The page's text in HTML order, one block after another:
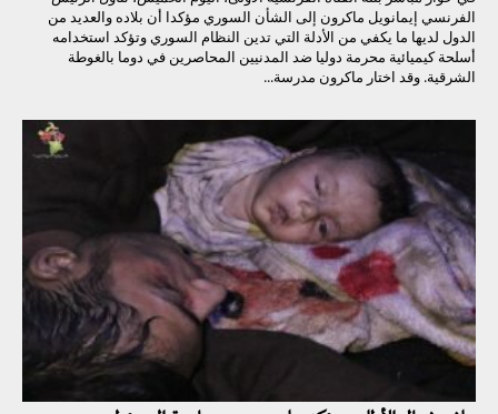
الفرنسي إيمانويل ماكرون إلى الشأن السوري مؤكدا أن بلاده والعديد من
الدول لديها ما يكفي من الأدلة التي تدين النظام السوري وتؤكد استخدامه
أسلحة كيميائية محرمة دوليا ضد المدنيين المحاصرين في دوما بالغوطة
الشرقية. وقد اختار ماكرون مدرسة...